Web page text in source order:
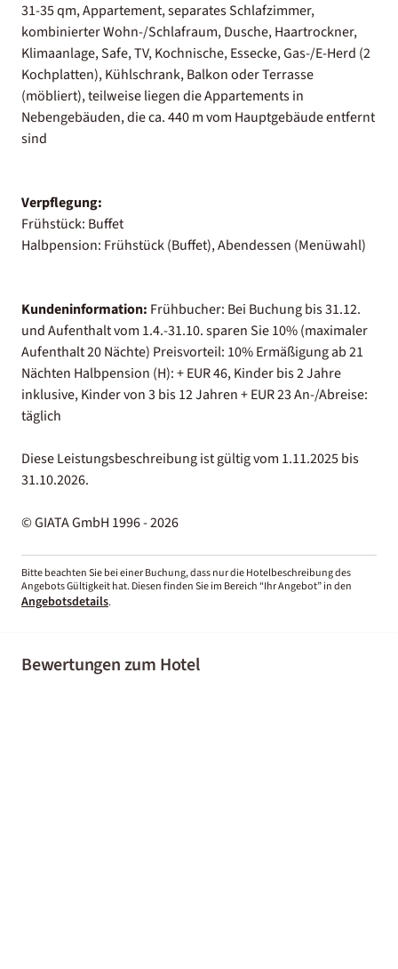
31-35 qm, Appartement, separates Schlafzimmer,
kombinierter Wohn-/Schlafraum, Dusche, Haartrockner,
Klimaanlage, Safe, TV, Kochnische, Essecke, Gas-/E-Herd (2
Kochplatten), Kühlschrank, Balkon oder Terrasse
(möbliert), teilweise liegen die Appartements in
Nebengebäuden, die ca. 440 m vom Hauptgebäude entfernt
sind
Verpflegung:
Frühstück: Buffet
Halbpension: Frühstück (Buffet), Abendessen (Menüwahl)
Kundeninformation: Frühbucher: Bei Buchung bis 31.12.
und Aufenthalt vom 1.4.-31.10. sparen Sie 10% (maximaler
Aufenthalt 20 Nächte) Preisvorteil: 10% Ermäßigung ab 21
Nächten Halbpension (H): + EUR 46, Kinder bis 2 Jahre
inklusive, Kinder von 3 bis 12 Jahren + EUR 23 An-/Abreise:
täglich
Diese Leistungsbeschreibung ist gültig vom 1.11.2025 bis
31.10.2026.
© GIATA GmbH 1996 - 2026
Bitte beachten Sie bei einer Buchung, dass nur die Hotelbeschreibung des
Angebots Gültigkeit hat. Diesen finden Sie im Bereich “Ihr Angebot” in den
Angebotsdetails.
Bewertungen zum Hotel